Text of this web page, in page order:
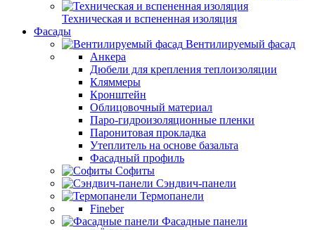
Техническая и вспененная изоляция
Фасады
Вентилируемый фасад
Анкера
Дюбели для крепления теплоизоляции
Кляммеры
Кронштейн
Облицовочный материал
Паро-гидроизоляционные пленки
Паронитовая прокладка
Утеплитель на основе базальта
Фасадный профиль
Софиты
Сэндвич-панели
Термопанели
Fineber
Фасадные панели